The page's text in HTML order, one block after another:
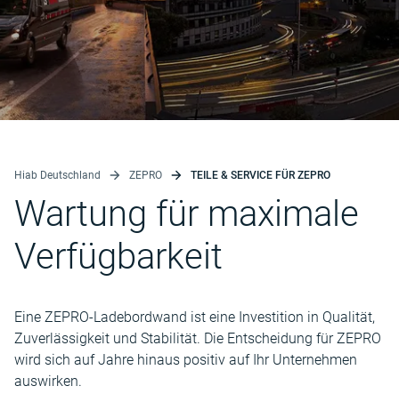
Hiab Deutschland ZEPRO TEILE & SERVICE FÜR ZEPRO
Wartung für maximale
Verfügbarkeit
Eine ZEPRO-Ladebordwand ist eine Investition in Qualität,
Zuverlässigkeit und Stabilität. Die Entscheidung für ZEPRO
wird sich auf Jahre hinaus positiv auf Ihr Unternehmen
auswirken.